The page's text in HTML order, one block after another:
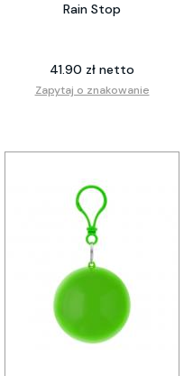
Rain Stop
41.90 zł netto
Zapytaj o znakowanie